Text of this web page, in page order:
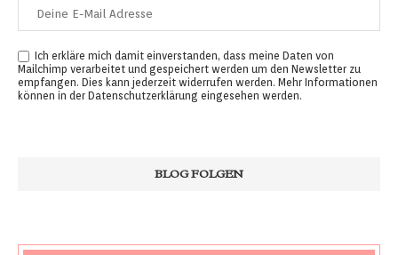
Ich erkläre mich damit einverstanden, dass meine Daten von
Mailchimp verarbeitet und gespeichert werden um den Newsletter zu
empfangen. Dies kann jederzeit widerrufen werden. Mehr Informationen
können in der Datenschutzerklärung eingesehen werden.